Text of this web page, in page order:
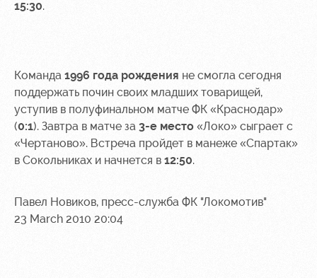
15:30.
Команда 1996 года рождения не смогла сегодня
поддержать почин своих младших товарищей,
уступив в полуфинальном матче ФК «Краснодар»
(0:1). Завтра в матче за 3-е место «Локо» сыграет с
«Чертаново». Встреча пройдет в манеже «Спартак»
в Сокольниках и начнется в 12:50.
Павел Новиков, пресс-служба ФК "Локомотив"
23 March 2010 20:04